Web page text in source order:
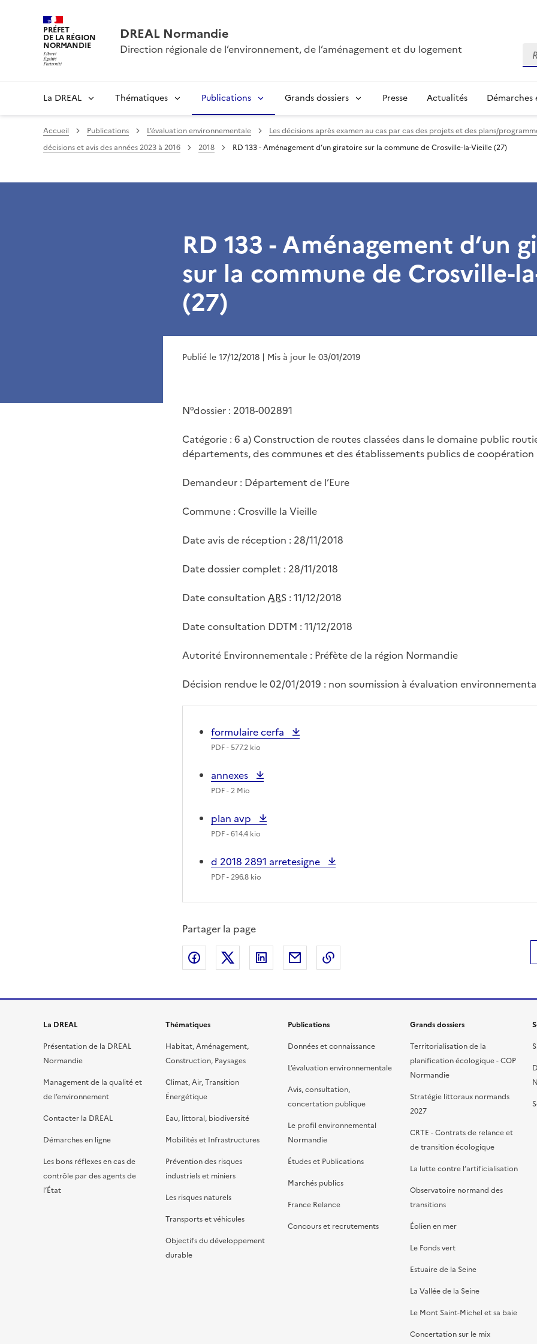
PRÉFET
DE LA RÉGION
NORMANDIE
DREAL Normandie
Direction régionale de l’environnement, de l’aménagement et du logement
La DREAL Thématiques Publications Grands dossiers Presse Actualités Démarches
Accueil Publications L’évaluation environnementale
Les décisions après examen au cas par cas des projets et des plans/
décisions et avis des années 2023 à 2016
2018 RD 133 - Aménagement d’un giratoire sur la commune de Crosville-la-Vieille (27)
RD 133 - Aménagement d’un
sur la commune de Crosville-
(27)
Publié le 17/12/2018 | Mis à jour le 03/01/2019
N°dossier : 2018-002891
Catégorie : 6 a) Construction de routes classées dans le domaine public
départements, des communes et des établissements publics de
Demandeur : Département de l’Eure
Commune : Crosville la Vieille
Date avis de réception : 28/11/2018
Date dossier complet : 28/11/2018
Date consultation ARS : 11/12/2018
Date consultation DDTM : 11/12/2018
Autorité Environnementale : Préfète de la région Normandie
Décision rendue le 02/01/2019 : non soumission à évaluation
formulaire cerfa
PDF- 577.2 kio
annexes
PDF- 2 Mio
plan avp
PDF- 614.4 kio
d 2018 2891 arretesigne
PDF- 296.8 kio
Partager la page
Partager sur Facebook
Partager sur XPartager sur LinkedIn
Partager par email
La DREAL
Présentation de la DREAL
Normandie
Management de la qualité et
de l’environnement
Contacter la DREAL
Démarches en ligne
Les bons réflexes en cas de
contrôle par des agents de
l’État
Thématiques
Habitat, Aménagement,
Construction, Paysages
Climat, Air, Transition
Énergétique
Eau, littoral, biodiversité
Mobilités et Infrastructures
Prévention des risques
industriels et miniers
Les risques naturels
Transports et véhicules
Objectifs du développement
durable
Publications
Données et connaissance
L’évaluation environnementale
Avis, consultation,
concertation publique
Le profil environnemental
Normandie
Études et Publications
Marchés publics
France Relance
Concours et recrutements
Grands dossiers
Territorialisation de la
planification écologique - COP
Normandie
Stratégie littoraux normands
2027
CRTE - Contrats de relance et
de transition écologique
La lutte contre l’artificialisation
Observatoire normand des
transitions
Éolien en mer
Le Fonds vert
Estuaire de la Seine
La Vallée de la Seine
Le Mont Saint-Michel et sa baie
Concertation sur le mix